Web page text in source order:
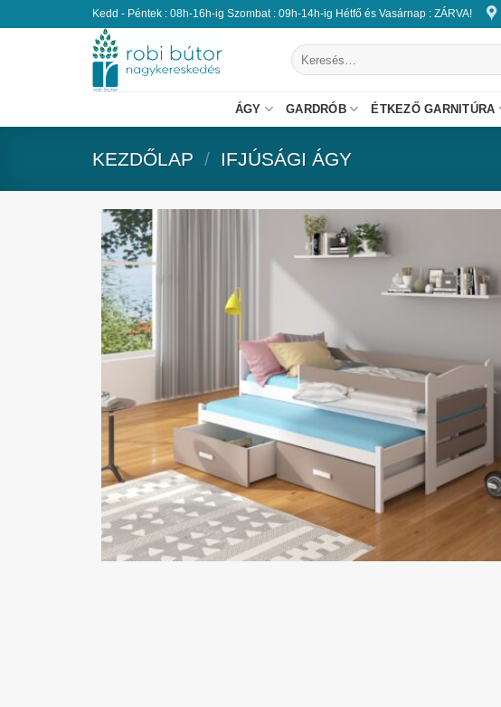
Kedd - Péntek : 08h-16h-ig Szombat : 09h-14h-ig Hétfő és Vasárnap : ZÁRVA!
ÁGY GARDRÓB ÉTKEZŐ GARNITÚRA
KEZDŐLAP / IFJÚSÁGI ÁGY